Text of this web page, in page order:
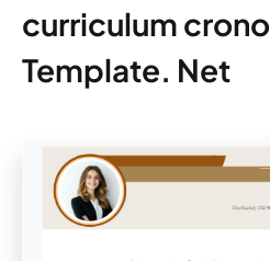
curriculum
Template. Net